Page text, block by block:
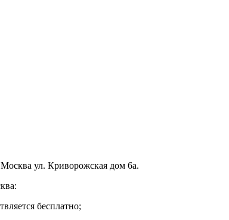
Москва ул. Криворожская дом 6а.
бесплатно;